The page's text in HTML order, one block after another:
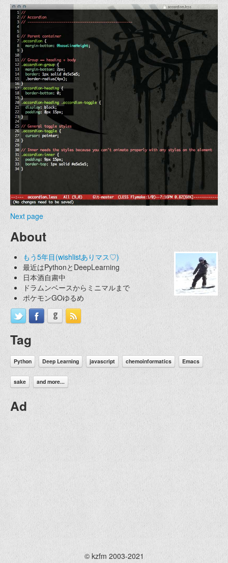
Next page
About
もう5年目(wishlistありマス♡)
最近はPythonとDeepLearning
日本酒自粛中
ドラムンベースからミニマルまで
ポケモンGOゆるめ
Tag
Python Deep Learning javascript chemoinformatics Emacs
sake and more...
Ad
© kzfm 2003-2021